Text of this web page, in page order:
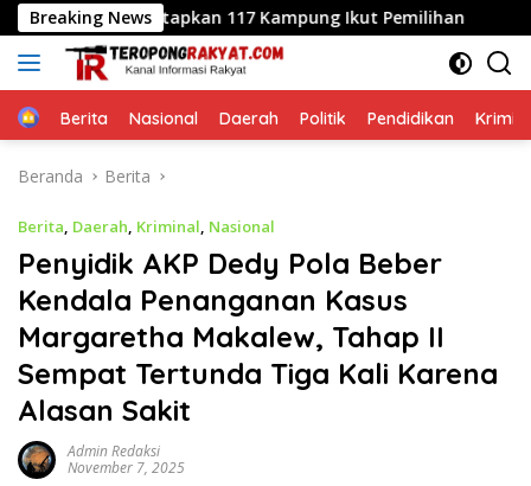
Langsung
ke
konten
Breaking News
Tetapkan 117 Kampung Ikut Pemilihan Jawab
HomeBerita Nasional Daerah Politik Pendidikan
Beranda Berita
Berita, Daerah, Kriminal, Nasional
Penyidik AKP Dedy Pola Beber
Kendala Penanganan Kasus
Margaretha Makalew, Tahap II
Sempat Tertunda Tiga Kali Karena
Alasan Sakit
Admin Redaksi
November 7, 2025